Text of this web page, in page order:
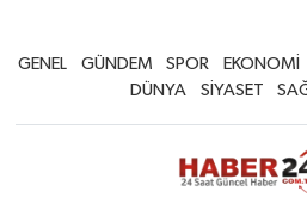
GENEL GÜNDEM SPOR EKONOMİ
DÜNYA
SİYASET